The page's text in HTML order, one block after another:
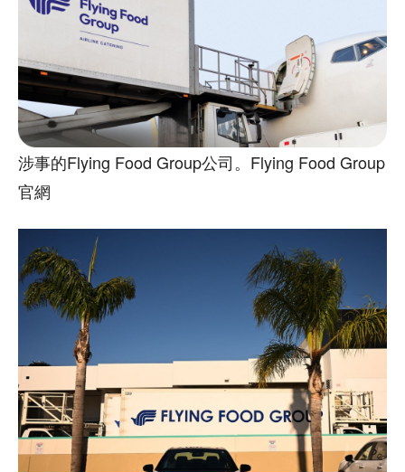
涉事的Flying Food Group公司。Flying Food Group
官網